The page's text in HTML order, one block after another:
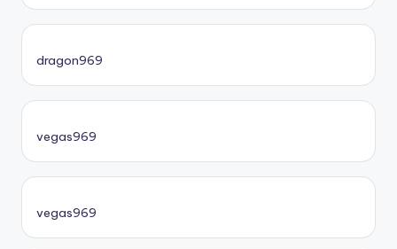
dragon969
vegas969
vegas969